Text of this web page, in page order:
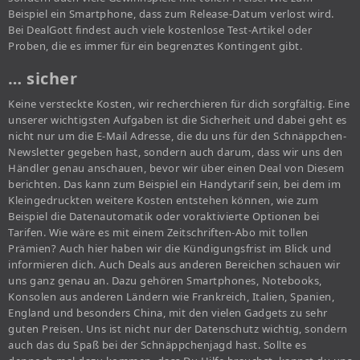
Beispiel ein Smartphone, dass zum Release-Datum verlost wird.
Bei DealGott findest auch viele kostenlose Test-Artikel oder
Proben, die es immer für ein begrenztes Kontingent gibt.
… sicher
Keine versteckte Kosten, wir recherchieren für dich sorgfältig. Eine
unserer wichtigsten Aufgaben ist die Sicherheit und dabei geht es
nicht nur um die E-Mail Adresse, die du uns für den Schnäppchen-
Newsletter gegeben hast, sondern auch darum, dass wir uns den
Händler genau anschauen, bevor wir über einen Deal von Diesem
berichten. Das kann zum Beispiel ein Handytarif sein, bei dem im
Kleingedruckten weitere Kosten entstehen können, wie zum
Beispiel die Datenautomatik oder voraktivierte Optionen bei
Tarifen. Wie wäre es mit einem Zeitschriften-Abo mit tollen
Prämien? Auch hier haben wir die Kündigungsfrist im Blick und
informieren dich. Auch Deals aus anderen Bereichen schauen wir
uns ganz genau an. Dazu gehören Smartphones, Notebooks,
Konsolen aus anderen Ländern wie Frankreich, Italien, Spanien,
England und besonders China, mit den vielen Gadgets zu sehr
guten Preisen. Uns ist nicht nur der Datenschutz wichtig, sondern
auch das du Spaß bei der Schnäppchenjagd hast. Sollte es